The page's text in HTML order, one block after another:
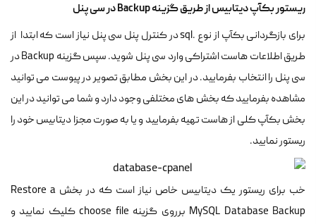
ریستور بکآپ دیتابیس از طریق گزینه Backup در سی پنل
برای بازگردانی بکآپ از نوع .sql در کنترل پنل سی پنل نیاز است که ابتدا از
طریق اطلاعات هاست اشتراکی وارد سی پنل شوید. سپس گزینه Backup در
سی پنل را انتخاب بفرمایید. در این بخش مطابق تصویر در پیوست می توانید
مشاهده بفرمایید که بخش های مختلفی وجود دارد و شما می توانید در این
بخش بکآپ کلی از هاست تهیه بفرمایید و یا به صورت مجزا دیتابیس خود را
ریستور نمایید.
خب برای ریستور یک دیتابیس خاص نیاز است که در بخش Restore a
MySQL Database Backup برروی گزینه choose file کلیک نمایید و